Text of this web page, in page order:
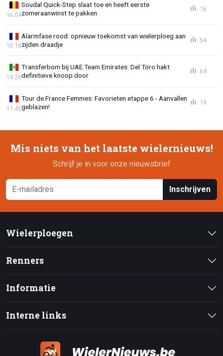
Soudal Quick-Step slaat toe en heeft eerste
zomeraanwinst te pakken
16:04
16
Alarmfase rood: opnieuw toekomst van wielerploeg aan
zijden draadje
15:18
54
Transferbom bij UAE Team Emirates: Del Toro hakt
definitieve knoop door
14:26
64
Tour de France Femmes: Favorieten etappe 6 - Aanvallen
geblazen!
11:45
19
Mis niets van het laatste wielernieuws!
Schrijf je in voor onze nieuwsbrief
Inschrijven
Wielerploegen
Renners
Informatie
Interne links